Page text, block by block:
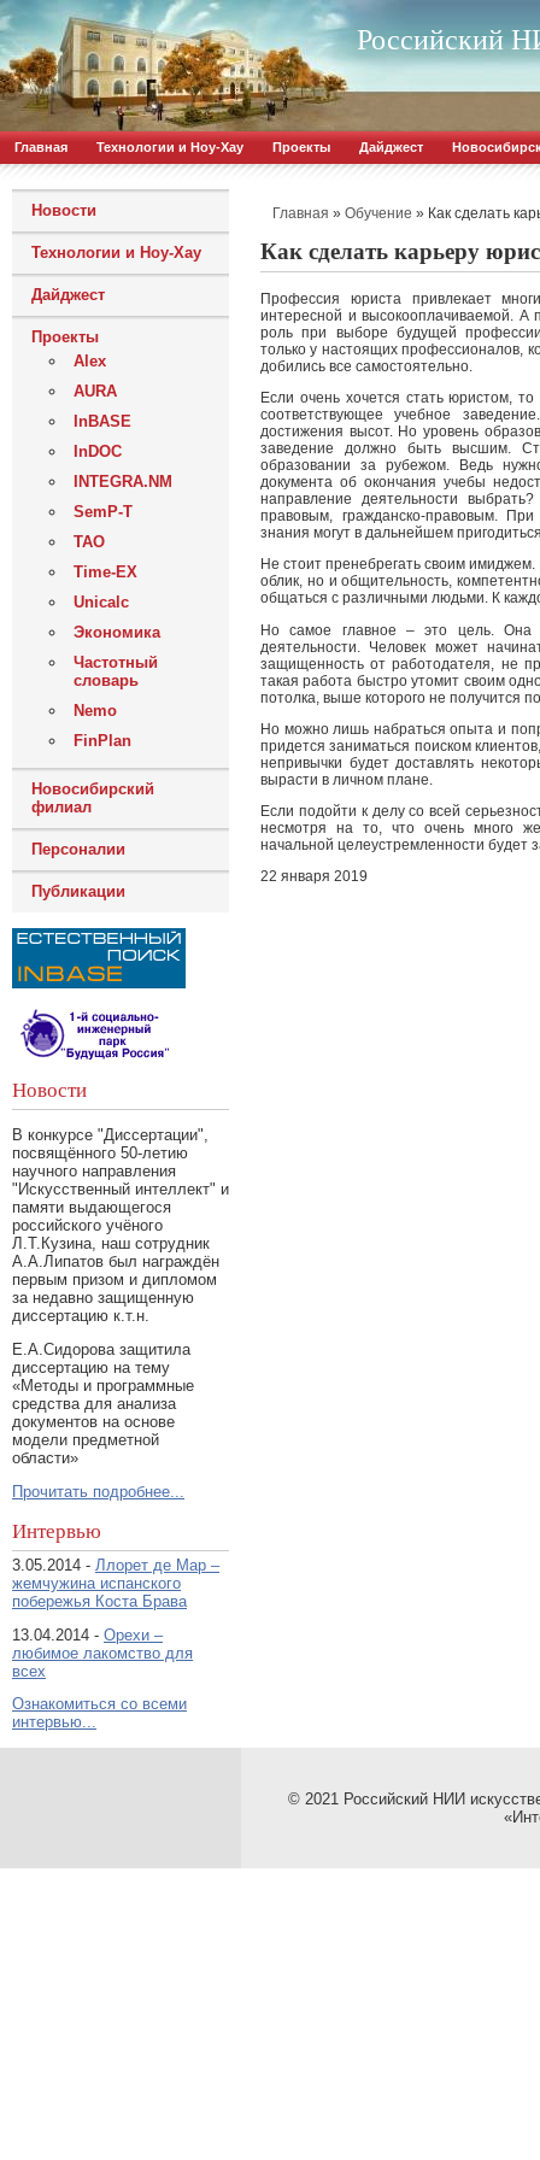
Российский
Главная Технологии и Ноу-Хау Проекты Дайджест
Новости
Технологии и Ноу-Хау
Дайджест
Проекты
Alex
AURA
InBASE
InDOC
INTEGRA.NM
SemP-T
ТАО
Time-EX
Unicalc
Экономика
Частотный
словарь
Nemo
FinPlan
Новосибирский
филиал
Персоналии
Публикации
Новости
В конкурсе "Диссертации",
посвящённого 50-летию
научного направления
"Искусственный интеллект" и
памяти выдающегося
российского учёного
Л.Т.Кузина, наш сотрудник
А.А.Липатов был награждён
первым призом и дипломом
за недавно защищенную
диссертацию к.т.н.
Е.А.Сидорова защитила
диссертацию на тему
«Методы и программные
средства для анализа
документов на основе
модели предметной
области»
Прочитать подробнее...
Интервью
3.05.2014 - Ллорет де Мар –
жемчужина испанского
побережья Коста Брава
13.04.2014 - Орехи –
любимое лакомство для
всех
Ознакомиться со всеми
интервью...
Главная » Обучение » Как сделать
Как сделать карьеру
Профессия юриста привлекает
интересной и высокооплачиваемой. А
роль при выборе будущей
только у настоящих профессионалов,
добились все самостоятельно.
Если очень хочется стать юристом,
соответствующее учебное
достижения высот. Но уровень
заведение должно быть высшим.
образовании за рубежом. Ведь
документа об окончания учебы
направление деятельности
правовым, гражданско-правовым.
знания могут в дальнейшем
Не стоит пренебрегать своим
облик, но и общительность,
общаться с различными людьми. К
Но самое главное – это цель. Она
деятельности. Человек может
защищенность от работодателя, не
такая работа быстро утомит своим
потолка, выше которого не получится
Но можно лишь набраться опыта и
придется заниматься поиском
непривычки будет доставлять
вырасти в личном плане.
Если подойти к делу со всей
несмотря на то, что очень много
начальной целеустремленности будет
22 января 2019
© 2021 Российский НИИ